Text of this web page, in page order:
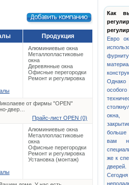
Продукция
Алюминиевые окна
Металлопластиковые
окна
Деревянные окна
Офисные перегородки
Ремонт и регулировка
от фирмы "OPEN"
двер…
Прайс-лист OPEN (0)
Алюминиевые окна
Металлопластиковые
окна
Офисные перегородки
Ремонт и регулировка
Установка (монтаж)
Как
Евро
окна,
больше
вам
же к
дверей.